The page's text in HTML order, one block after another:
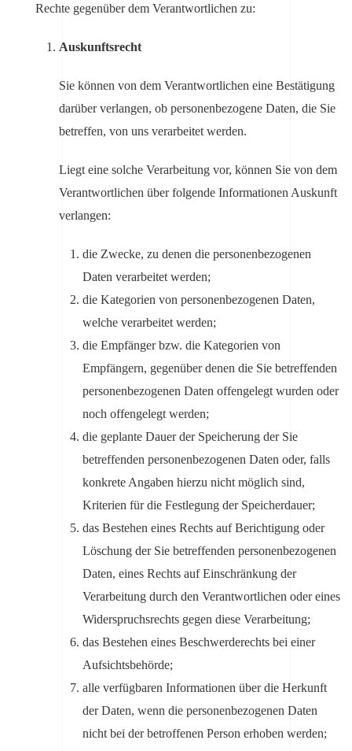
Rechte gegenüber dem Verantwortlichen zu:
Auskunftsrecht
Sie können von dem Verantwortlichen eine Bestätigung
darüber verlangen, ob personenbezogene Daten, die Sie
betreffen, von uns verarbeitet werden.
Liegt eine solche Verarbeitung vor, können Sie von dem
Verantwortlichen über folgende Informationen Auskunft
verlangen:
die Zwecke, zu denen die personenbezogenen
Daten verarbeitet werden;
die Kategorien von personenbezogenen Daten,
welche verarbeitet werden;
die Empfänger bzw. die Kategorien von
Empfängern, gegenüber denen die Sie betreffenden
personenbezogenen Daten offengelegt wurden oder
noch offengelegt werden;
die geplante Dauer der Speicherung der Sie
betreffenden personenbezogenen Daten oder, falls
konkrete Angaben hierzu nicht möglich sind,
Kriterien für die Festlegung der Speicherdauer;
das Bestehen eines Rechts auf Berichtigung oder
Löschung der Sie betreffenden personenbezogenen
Daten, eines Rechts auf Einschränkung der
Verarbeitung durch den Verantwortlichen oder eines
Widerspruchsrechts gegen diese Verarbeitung;
das Bestehen eines Beschwerderechts bei einer
Aufsichtsbehörde;
alle verfügbaren Informationen über die Herkunft
der Daten, wenn die personenbezogenen Daten
nicht bei der betroffenen Person erhoben werden;